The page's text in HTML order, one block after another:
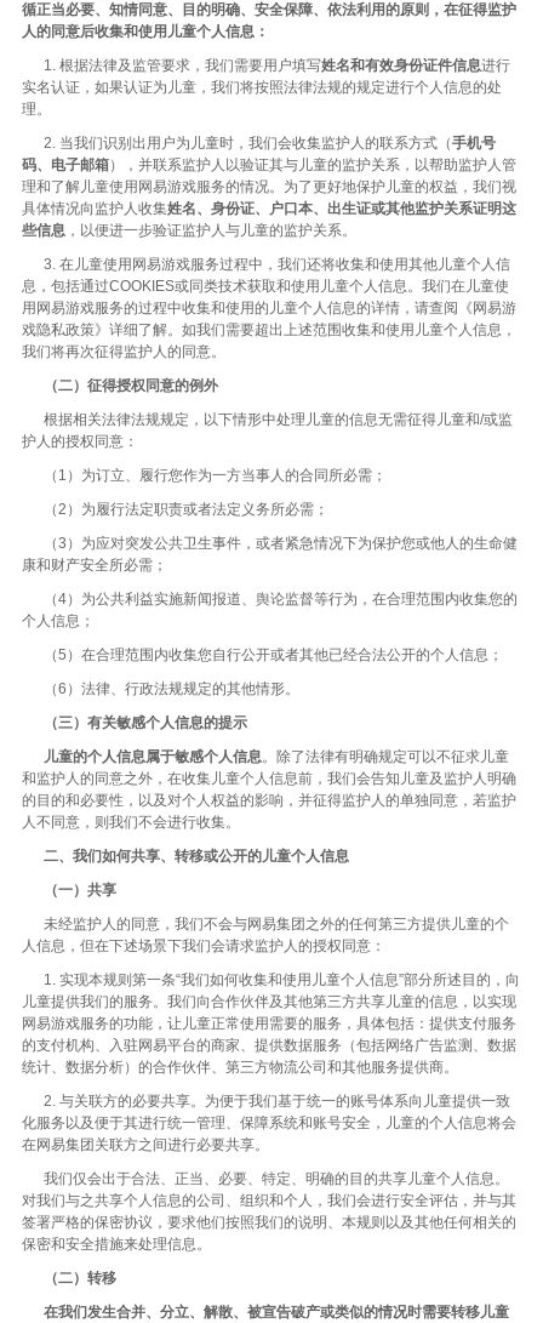
循正当必要、知情同意、目的明确、安全保障、依法利用的原则，在征得监护
人的同意后收集和使用儿童个人信息：
1. 根据法律及监管要求，我们需要用户填写姓名和有效身份证件信息进行
实名认证，如果认证为儿童，我们将按照法律法规的规定进行个人信息的处
理。
2. 当我们识别出用户为儿童时，我们会收集监护人的联系方式（手机号
码、电子邮箱），并联系监护人以验证其与儿童的监护关系，以帮助监护人管
理和了解儿童使用网易游戏服务的情况。为了更好地保护儿童的权益，我们视
具体情况向监护人收集姓名、身份证、户口本、出生证或其他监护关系证明这
些信息 ，以便进一步验证监护人与儿童的监护关系。
3. 在儿童使用网易游戏服务过程中，我们还将收集和使用其他儿童个人信
息，包括通过COOKIES或同类技术获取和使用儿童个人信息。我们在儿童使
用网易游戏服务的过程中收集和使用的儿童个人信息的详情，请查阅《网易游
戏隐私政策》详细了解。如我们需要超出上述范围收集和使用儿童个人信息，
我们将再次征得监护人的同意。
（二）征得授权同意的例外
根据相关法律法规规定，以下情形中处理儿童的信息无需征得儿童和/或监
护人的授权同意：
（1）为订立、履行您作为一方当事人的合同所必需；
（2）为履行法定职责或者法定义务所必需；
（3）为应对突发公共卫生事件，或者紧急情况下为保护您或他人的生命健
康和财产安全所必需；
（4）为公共利益实施新闻报道、舆论监督等行为，在合理范围内收集您的
个人信息；
（5）在合理范围内收集您自行公开或者其他已经合法公开的个人信息；
（6）法律、行政法规规定的其他情形。
（三）有关敏感个人信息的提示
儿童的个人信息属于敏感个人信息。除了法律有明确规定可以不征求儿童
和监护人的同意之外，在收集儿童个人信息前，我们会告知儿童及监护人明确
的目的和必要性，以及对个人权益的影响，并征得监护人的单独同意，若监护
人不同意，则我们不会进行收集。
二、我们如何共享、转移或公开的儿童个人信息
（一）共享
未经监护人的同意，我们不会与网易集团之外的任何第三方提供儿童的个
人信息，但在下述场景下我们会请求监护人的授权同意：
1. 实现本规则第一条“我们如何收集和使用儿童个人信息”部分所述目的，向
儿童提供我们的服务。我们向合作伙伴及其他第三方共享儿童的信息，以实现
网易游戏服务的功能，让儿童正常使用需要的服务，具体包括：提供支付服务
的支付机构、入驻网易平台的商家、提供数据服务（包括网络广告监测、数据
统计、数据分析）的合作伙伴、第三方物流公司和其他服务提供商。
2. 与关联方的必要共享。为便于我们基于统一的账号体系向儿童提供一致
化服务以及便于其进行统一管理、保障系统和账号安全，儿童的个人信息将会
在网易集团关联方之间进行必要共享。
我们仅会出于合法、正当、必要、特定、明确的目的共享儿童个人信息。
对我们与之共享个人信息的公司、组织和个人，我们会进行安全评估，并与其
签署严格的保密协议，要求他们按照我们的说明、本规则以及其他任何相关的
保密和安全措施来处理信息。
（二）转移
在我们发生合并、分立、解散、被宣告破产或类似的情况时需要转移儿童